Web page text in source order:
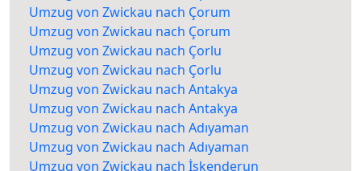
Umzug von Zwickau nach Çorum
Umzug von Zwickau nach Çorum
Umzug von Zwickau nach Çorlu
Umzug von Zwickau nach Çorlu
Umzug von Zwickau nach Antakya
Umzug von Zwickau nach Antakya
Umzug von Zwickau nach Adıyaman
Umzug von Zwickau nach Adıyaman
Umzug von Zwickau nach İskenderun